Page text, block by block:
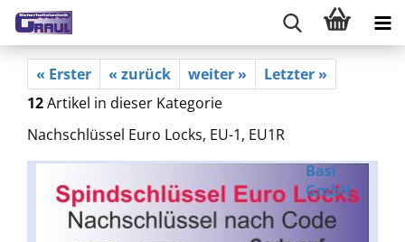
« Erster « zurück weiter »
Letzter »
12Artikel in dieser Kategorie
Nachschlüssel Euro Locks, EU-1, EU1R
Basi
GmbH